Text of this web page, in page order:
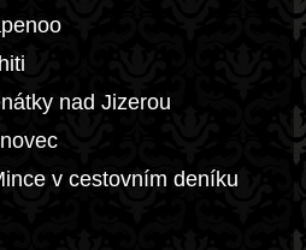
nad Jizerou
v cestovním deníku